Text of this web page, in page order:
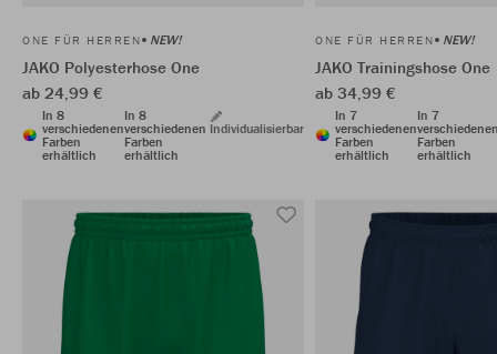
ONE FÜR HERREN NEW!
JAKO Polyesterhose One
ab 24,99 €
In 8
verschiedenen
Farben
erhältlich
In 8
verschiedenen
Farben
erhältlich
Individualisierbar
ONE FÜR HERREN NEW!
JAKO Trainingshose One
ab 34,99 €
In 7
verschiedenen
Farben
erhältlich
In 7
Farben
erhältlich